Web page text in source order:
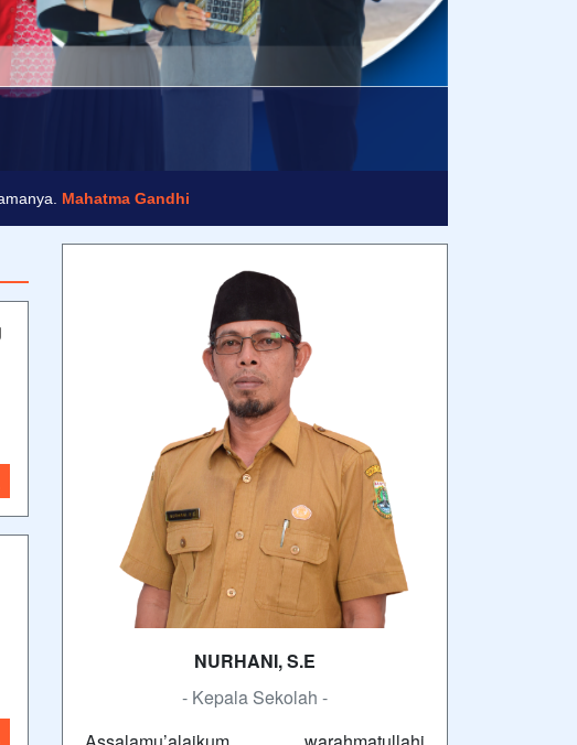
Mahatma Gandhi
NURHANI, S.E
- Kepala Sekolah -